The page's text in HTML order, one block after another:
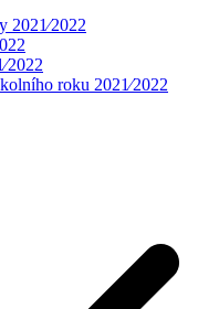
2021⁄2022
roku 2021⁄2022